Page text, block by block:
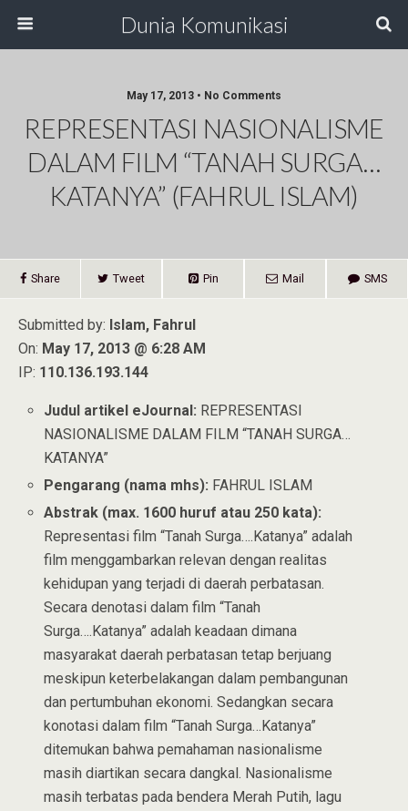
Dunia Komunikasi
May 17, 2013 • No Comments
REPRESENTASI NASIONALISME
DALAM FILM “TANAH SURGA…
KATANYA” (FAHRUL ISLAM)
Share Tweet Pin Mail SMS
Submitted by: Islam, Fahrul
On: May 17, 2013 @ 6:28 AM
IP: 110.136.193.144
Judul artikel eJournal: REPRESENTASI
NASIONALISME DALAM FILM “TANAH SURGA…
KATANYA”
Pengarang (nama mhs): FAHRUL ISLAM
Abstrak (max. 1600 huruf atau 250 kata):
Representasi film “Tanah Surga….Katanya” adalah
film menggambarkan relevan dengan realitas
kehidupan yang terjadi di daerah perbatasan.
Secara denotasi dalam film “Tanah
Surga….Katanya” adalah keadaan dimana
masyarakat daerah perbatasan tetap berjuang
meskipun keterbelakangan dalam pembangunan
dan pertumbuhan ekonomi. Sedangkan secara
konotasi dalam film “Tanah Surga…Katanya”
ditemukan bahwa pemahaman nasionalisme
masih diartikan secara dangkal. Nasionalisme
masih terbatas pada bendera Merah Putih, lagu